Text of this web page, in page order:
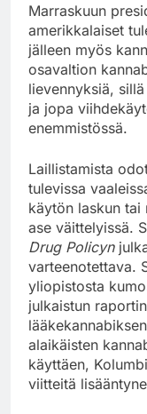
Marraskuun
amerikkalaiset
jälleen myös
osavaltion
lievennyksiä,
ja jopa
enemmistössä.
Laillistamista
tulevissa
käytön laskun tai
ase väittelyissä.
Drug Policyn
varteenotettava.
yliopistosta
julkaistun
alaikäisten
käyttäen,
viitteitä